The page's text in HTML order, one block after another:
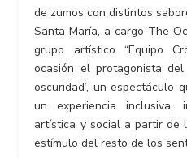
de zumos con distintos
Santa María, a cargo The
grupo artístico “Equipo
ocasión el protagonista
oscuridad’, un espectáculo
un experiencia inclusiva,
artística y social a partir de
estímulo del resto de los